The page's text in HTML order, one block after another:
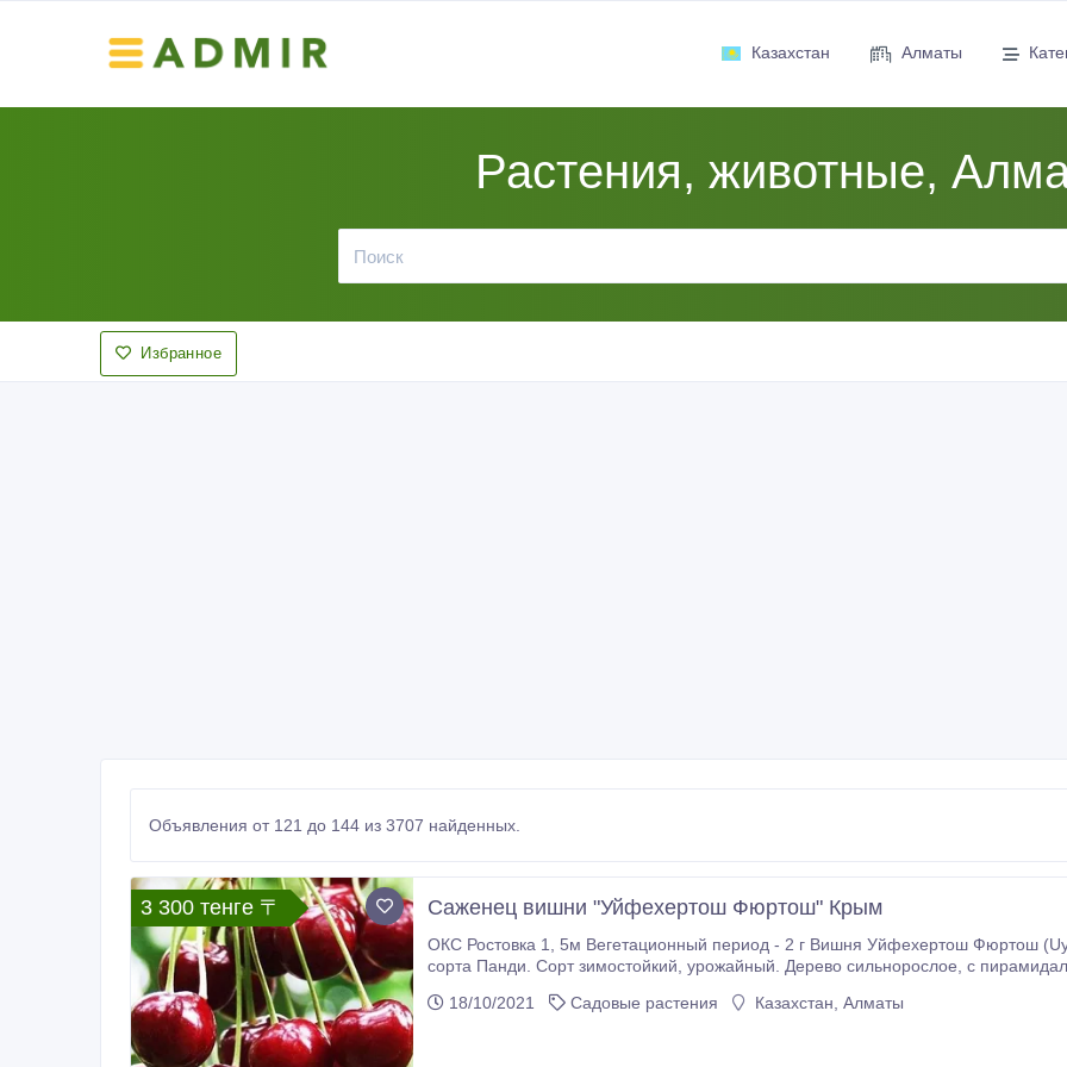
Казахстан Алматы
Растения, животные,
Избранное
Объявления от 121 до 144 из 3707 найденных.
3 300 тенге 〒 Саженец вишни "Уйфехертош Фюртош" Крым
ОКС Ростовка 1, 5м Вегетационный период - 2 г Вишня Уйфехертош Фюртош (Uyfehertosh Fürthosh). Сорт произошёл от клона
сорта Панди. Сорт зимостойкий, урожайный. Дерево сильнорослое, с пирамидальной, компактной кроной средней густоты.
18/10/2021
Садовые растения Казахстан, Алматы